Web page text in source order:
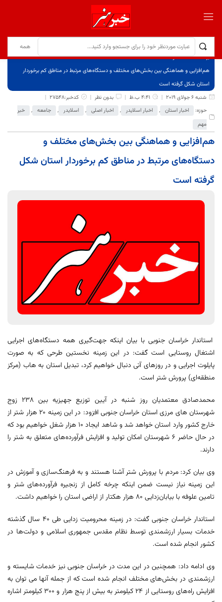
برگ نخست
نوشته‌ها
هم‌افزایی و هماهنگی بین بخش‌های مختلف و دستگاه‌های مرتبط در مناطق کم برخوردار
استان شکل گرفته است
شنبه 6 جولای 2019
4:41 ب.ظ بدون نظر
کدخبر:27548
حوزه:
اخبار استان , اخبار اسلایدر , اخبار اصلی , اسلایدر , جامعه ,
خبر
مهم
هم‌افزایی و هماهنگی بین بخش‌های مختلف و
دستگاه‌های مرتبط در مناطق کم برخوردار استان شکل
گرفته است
استاندار خراسان جنوبی با بیان اینکه جهت‌گیری همه دستگاه‌های اجرایی
اشتغال روستایی است گفت: در این زمینه نخستین طرحی که به صورت
پایلوت اجرایی و در روزهای آتی دنبال خواهیم کرد، تبدیل استان به هاب (مرکز
منطقه‌ای) پرورش شتر است.
محمدصادق معتمدیان روز شنبه در آیین توزیع جهیزیه بین ۲۳۸ زوج
شهرستان های مرزی استان خراسان جنوبی افزود: در این زمینه ۲۰ هزار شتر از
خارج کشور وارد استان خواهد شد و شاهد ایجاد ۱۰ هزار شغل خواهیم بود که
در حال حاضر ۶ شهرستان امکان تولید و افزایش فرآورده‌های متعلق به شتر را
دارند.
وی بیان کرد: مردم با پرورش شتر آشنا هستند و به فرهنگ‌سازی و آموزش در
این زمینه نیاز نیست ضمن اینکه چرخه کامل از زنجیره فرآورده‌های شتر و
تامین علوفه با بیابان‌زدایی ۸۰ هزار هکتار از اراضی استان را خواهیم داشت.
استاندار خراسان جنوبی گفت: در زمینه محرومیت زدایی طی ۴۰ سال گذشته
خدمات بسیار ارزشمندی توسط نظام مقدس جمهوری اسلامی و دولت‌ها در
کشور انجام شده است.
وی ادامه داد: همچنین در این مدت در خراسان جنوبی نیز خدمات شایسته و
ارزشمندی در بخش‌های مختلف انجام شده است که از جمله آنها می توان به
افزایش راه‌های روستایی از ۲۴ کیلومتر به بیش از پنج هزار و ۳۰۰ کیلومتر اشاره